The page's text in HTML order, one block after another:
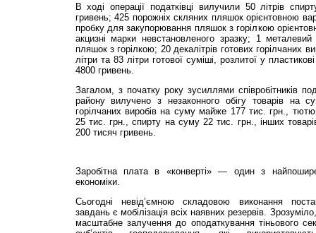
В ході операції податківці вилучили 50 літрів
гривень; 425 порожніх скляних пляшок орієнтовною
пробку для закупорювання пляшок з горілкою
акцизні марки невстановленого зразку; 1
пляшок з горілкою; 20 декалітрів готових горілчаних
літри та 83 літри готової суміші, розлитої у
4800 гривень.
Загалом, з початку року зусиллями співробітників
району вилучено з незаконного обігу товарів на
горілчаних виробів на суму майже 177 тис. грн.,
25 тис. грн., спирту на суму 22 тис. грн., інших
200 тисяч гривень.
Заробітна плата в «конверті» — один з
економіки.
Сьогодні невід’ємною складовою виконання
завдань є мобілізація всіх наявних резервів.
масштабне залучення до оподаткування тіньового